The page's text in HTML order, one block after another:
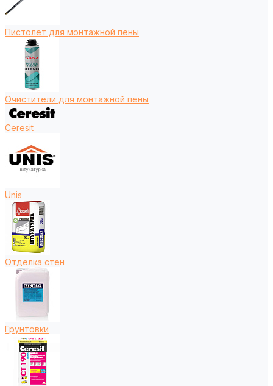
Пистолет для монтажной пены
Очистители для монтажной пены
Ceresit
Unis
Отделка стен
Грунтовки